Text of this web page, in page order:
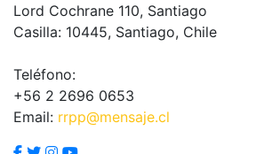
Lord Cochrane 110, Santiago
Casilla: 10445, Santiago, Chile
Teléfono:
+56 2 2696 0653
Email: rrpp@mensaje.cl